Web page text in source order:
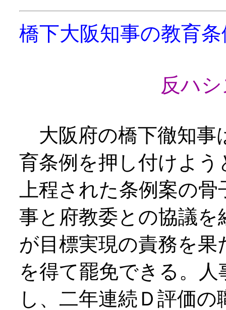
橋下大阪知事の教育
反ハ
大阪府の橋下徹知事
育条例を押し付けよ
上程された条例案の
事と府教委との協議
が目標実現の責務を
を得て罷免できる。
し、二年連続Ｄ評価